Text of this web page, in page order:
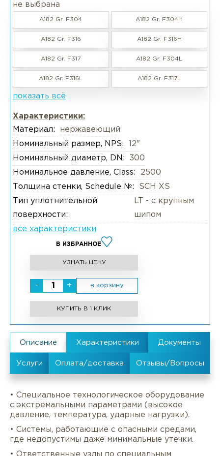
не выбрана
A182 Gr. F304 A182 Gr. F304H
A182 Gr. F316 A182 Gr. F316H
A182 Gr. F317 A182 Gr. F304L
A182 Gr. F316L A182 Gr. F317L
показать всё
Характеристики:
Материал:
нержавеющий
Номинальный размер, NPS:
12"
Номинальный диаметр, DN:
300
Номинальное давление, Class:
2500
Толщина стенки, Schedule №:
SCH XS
Тип уплотнительной
поверхности:
LT - с крупным
шипом
все характеристики
В ИЗБРАННОЕ
УЗНАТЬ ЦЕНУ
- + в корзину
КУПИТЬ В 1 КЛИК
• Специальное технологическое оборудование
с экстремальными параметрами (высокое
давление, температура, ударные нагрузки).
• Системы, работающие с опасными средами,
где недопустимы даже минимальные утечки.
• Ответственные узлы по специальным